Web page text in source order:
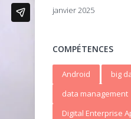
janvier 2025
COMPÉTENCES
Android big
data management
Digital Enterprise